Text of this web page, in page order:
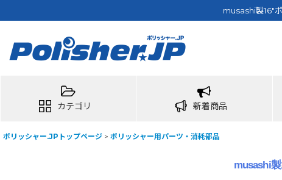
musashi製16"
カテゴリ 新着商品
ポリッシャー.JPトップページ > ポリッシャー用パーツ・消耗部品
musashi